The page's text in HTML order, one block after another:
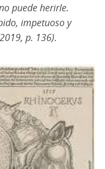
puede herirle.
impetuoso y
p. 136).